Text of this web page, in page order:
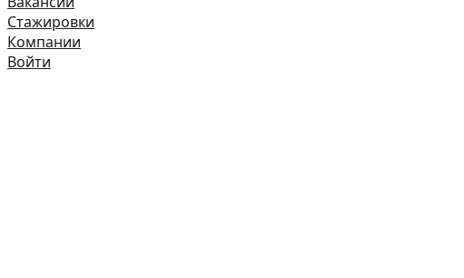
Стажировки
Компании
Войти